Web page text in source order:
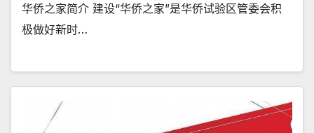
华侨之家简介 建设“华侨之家”是华侨试验区管委会积
极做好新时…